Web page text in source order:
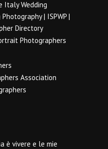
è vivere e le mie